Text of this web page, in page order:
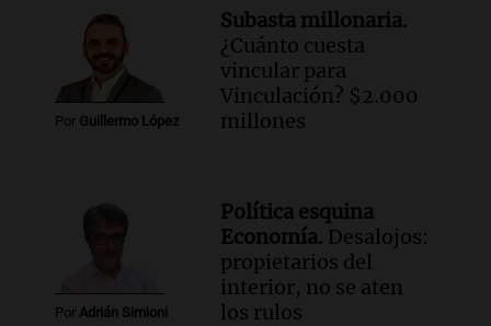
Episodios
Audio.Mateo, a los 25 años, lucha
contra el tiempo: necesita un trasplante
para poder seguir viviend
Estiman que la inflación nacional
de julio será menor al 2,9% registrado
en CABA
Una mañana para todos
Episodios
Por Guillermo López
Subasta millonaria.
¿Cuánto cuesta
vincular para
Vinculación? $2.000
millones
Por Adrián Simioni
Política esquina
Economía. Desalojos:
propietarios del
interior, no se aten
los rulos